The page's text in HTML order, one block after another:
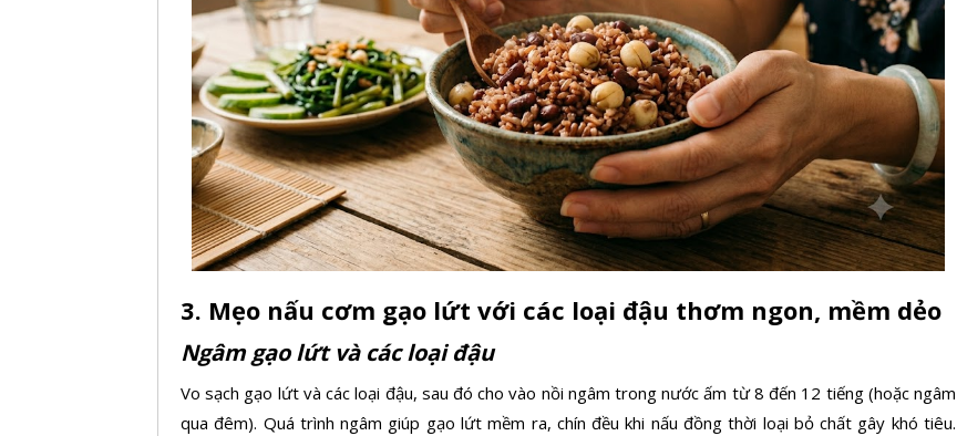
3. Mẹo nấu cơm gạo lứt với các loại đậu thơm ngon, mềm dẻo
Ngâm gạo lứt và các loại đậu
Vo sạch gạo lứt và các loại đậu, sau đó cho vào nồi ngâm trong nước ấm từ 8 đến 12 tiếng (hoặc ngâm
qua đêm). Quá trình ngâm giúp gạo lứt mềm ra, chín đều khi nấu đồng thời loại bỏ chất gây khó tiêu.